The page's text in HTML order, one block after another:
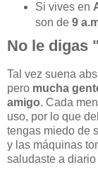
Si vives en
son de 9
No le digas
Tal vez suena
pero mucha
amigo. Cada
uso, por lo que
tengas miedo de
y las máquinas
saludaste a diario